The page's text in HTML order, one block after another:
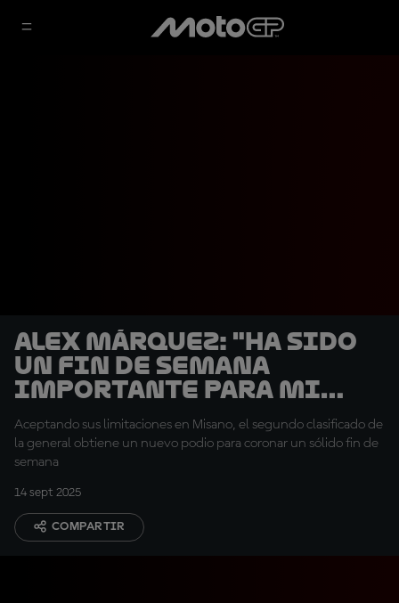
Alex Márquez: "Ha sido
un fin de semana
importante para mi
confianza"
Aceptando sus limitaciones en Misano, el segundo clasificado de
la general obtiene un nuevo podio para coronar un sólido fin de
semana
14 sept 2025
COMPARTIR